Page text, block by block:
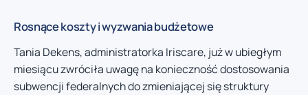
Rosnące koszty i wyzwania budżetowe
Tania Dekens, administratorka Iriscare, już w ubiegłym
miesiącu zwróciła uwagę na konieczność dostosowania
subwencji federalnych do zmieniającej się struktury